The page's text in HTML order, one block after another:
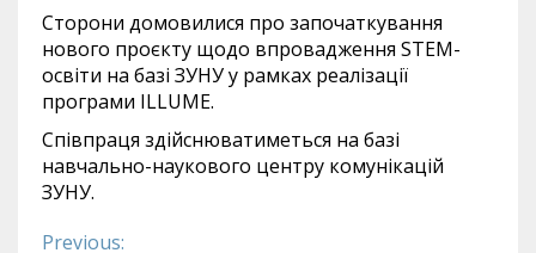
Сторони домовилися про започаткування
нового проєкту щодо впровадження STEM-
освіти на базі ЗУНУ у рамках реалізації
програми ILLUME.
Співпраця здійснюватиметься на базі
навчально-наукового центру комунікацій
ЗУНУ.
Previous: